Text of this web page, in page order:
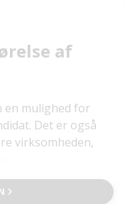
start på
af
en mulighed for
Det er også
virksomheden,
planlægges
begge parter får et
er et match.